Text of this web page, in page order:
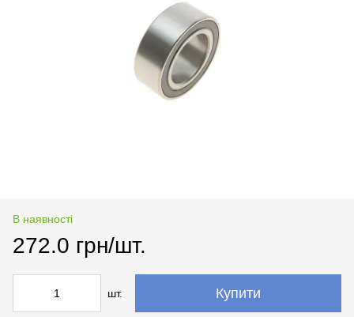
В наявності
272.0 грн/шт.
шт. Купити